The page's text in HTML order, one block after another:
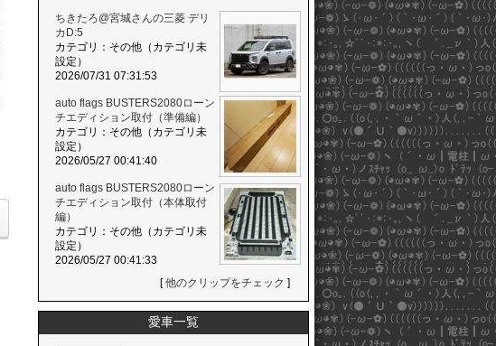
ちきたろ@宮城さんの三菱 デリ
カD:5
カテゴリ：その他（カテゴリ未
設定）
2026/07/31 07:31:53
auto flags BUSTERS2080ローン
チエディション取付（準備編）
カテゴリ：その他（カテゴリ未
設定）
2026/05/27 00:41:40
auto flags BUSTERS2080ローン
チエディション取付（本体取付
編）
カテゴリ：その他（カテゴリ未
設定）
2026/05/27 00:41:33
[他のクリップをチェック ]
愛車一覧